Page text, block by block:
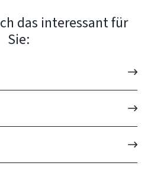
das interessant für
Sie: